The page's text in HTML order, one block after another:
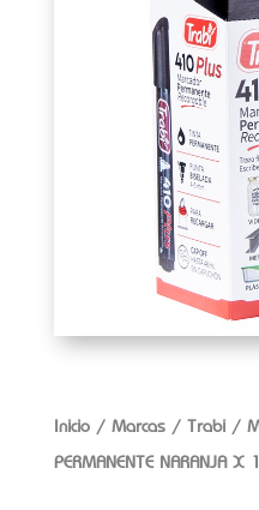
Inicio/ Marcas/ Trabi/
PERMANENTE NARANJA X